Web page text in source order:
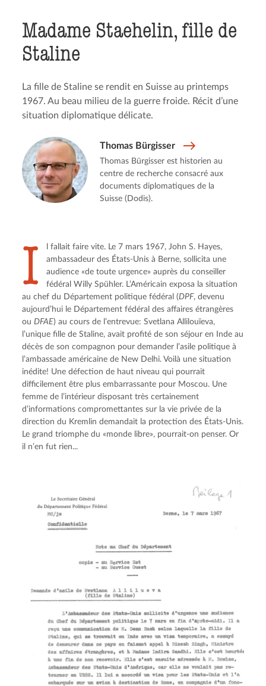
Madame Staehelin, fille de
Staline
La fille de Staline se rendit en Suisse au printemps
1967. Au beau milieu de la guerre froide. Récit d’une
situation diplomatique délicate.
Thomas Bürgisser
Thomas Bürgisser est historien au
centre de recherche consacré aux
documents diplomatiques de la
Suisse (Dodis).
I
l fallait faire vite. Le 7 mars 1967, John S. Hayes,
ambassadeur des États-Unis à Berne, sollicita une
audience «de toute urgence» auprès du conseiller
fédéral Willy Spühler. L’Américain exposa la situation
au chef du Département politique fédéral (DPF, devenu
aujourd’hui le Département fédéral des affaires étrangères
ou DFAE) au cours de l’entrevue: Svetlana Allilouïeva,
l’unique fille de Staline, avait profité de son séjour en Inde au
décès de son compagnon pour demander l’asile politique à
l’ambassade américaine de New Delhi. Voilà une situation
inédite! Une défection de haut niveau qui pourrait
difficilement être plus embarrassante pour Moscou. Une
femme de l’intérieur disposant très certainement
d’informations compromettantes sur la vie privée de la
direction du Kremlin demandait la protection des États-Unis.
Le grand triomphe du «monde libre», pourrait-on penser. Or
il n’en fut rien...